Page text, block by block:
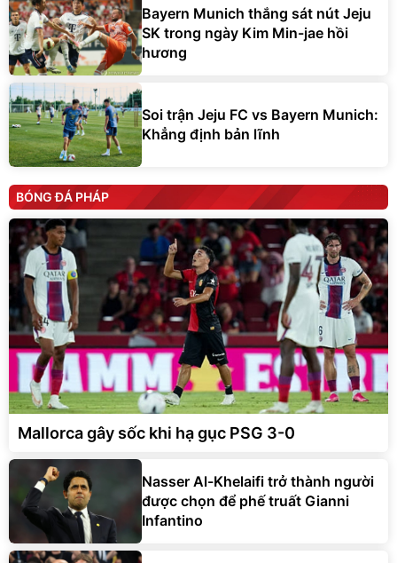
Bayern Munich thắng sát nút Jeju
SK trong ngày Kim Min-jae hồi
hương
Soi trận Jeju FC vs Bayern Munich:
Khẳng định bản lĩnh
BÓNG ĐÁ PHÁP
Mallorca gây sốc khi hạ gục PSG 3-0
Nasser Al-Khelaifi trở thành người
được chọn để phế truất Gianni
Infantino